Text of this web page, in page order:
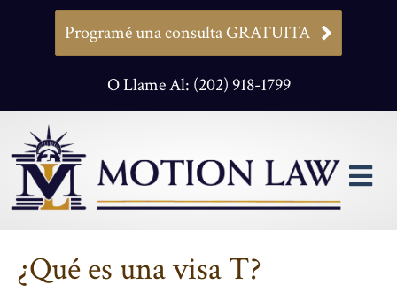
Programé una consulta GRATUITA
O Llame Al: (202) 918-1799
¿Qué es una visa T?